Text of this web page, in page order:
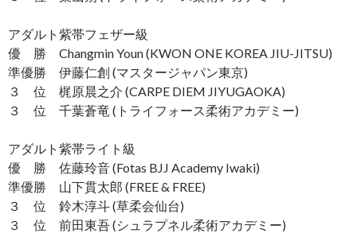
アダルト紫帯フェザー級
優 勝 Changmin Youn (KWON ONE KOREA JIU-JITSU)
準優勝 伊藤仁創 (マスタージャパン東京)
３ 位 梶原晨之介 (CARPE DIEM JIYUGAOKA)
３ 位 千葉蒼竜 (トライフォース柔術アカデミー)
アダルト紫帯ライト級
優 勝 佐藤玲音 (Fotas BJJ Academy Iwaki)
準優勝 山下貫太郎 (FREE & FREE)
３ 位 鈴木淳斗 (草柔会仙台)
３ 位 前田東吾 (シュラプネル柔術アカデミー)